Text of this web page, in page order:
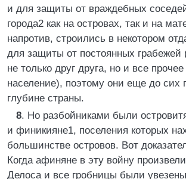
и для защиты от враждебных
города2 как на островах, так и на
напротив, строились в некотором
для защиты от постоянных грабежей
не только друг друга, но и все
население), поэтому они еще до сих
глубине страны.
8. Но разбойниками были
и финикияне1, поселения которых
большинстве островов. Вот
Когда афиняне в эту войну
Делоса и все гробницы были